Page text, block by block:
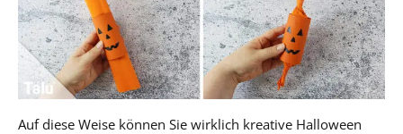
Auf diese Weise können Sie wirklich kreative Halloween